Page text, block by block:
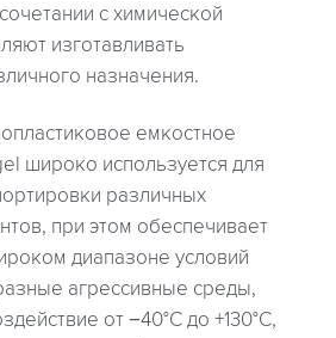
с химической
изготавливать
назначения.
емкостное
широко используется для
различных
при этом обеспечивает
диапазоне условий
агрессивные среды,
от −40°С до +130°С,